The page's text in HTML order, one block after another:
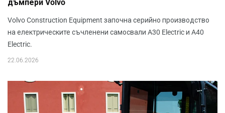
дъмпери Volvo
Volvo Construction Equipment започна серийно производство
на електрическите съчленени самосвали A30 Electric и A40
Electric.
22.06.2026